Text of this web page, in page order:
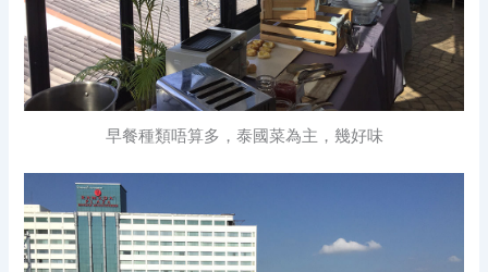
早餐種類唔算多，泰國菜為主，幾好味